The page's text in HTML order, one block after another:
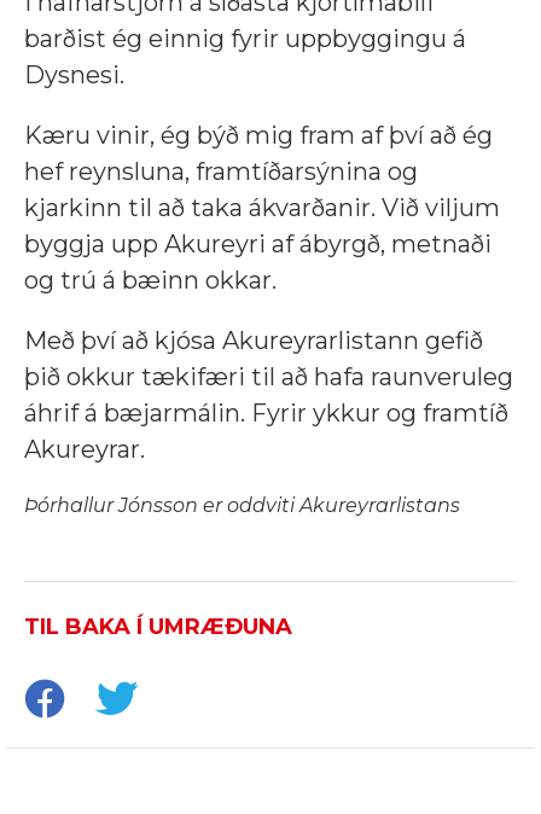
barðist ég einnig fyrir uppbyggingu á
Dysnesi.
Kæru vinir, ég býð mig fram af því að ég
hef reynsluna, framtíðarsýnina og
kjarkinn til að taka ákvarðanir. Við viljum
byggja upp Akureyri af ábyrgð, metnaði
og trú á bæinn okkar.
Með því að kjósa Akureyrarlistann gefið
þið okkur tækifæri til að hafa raunveruleg
áhrif á bæjarmálin. Fyrir ykkur og framtíð
Akureyrar.
Þórhallur Jónsson er oddviti Akureyrarlistans
TIL BAKA Í UMRÆÐUNA